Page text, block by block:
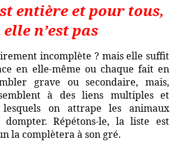
entière et pour tous,
n’est pas
incomplète ? mais elle suffit
en elle-même ou chaque fait en
grave ou secondaire, mais,
à des liens multiples et
lesquels on attrape les animaux
dompter. Répétons-le, la liste est
la complètera à son gré.